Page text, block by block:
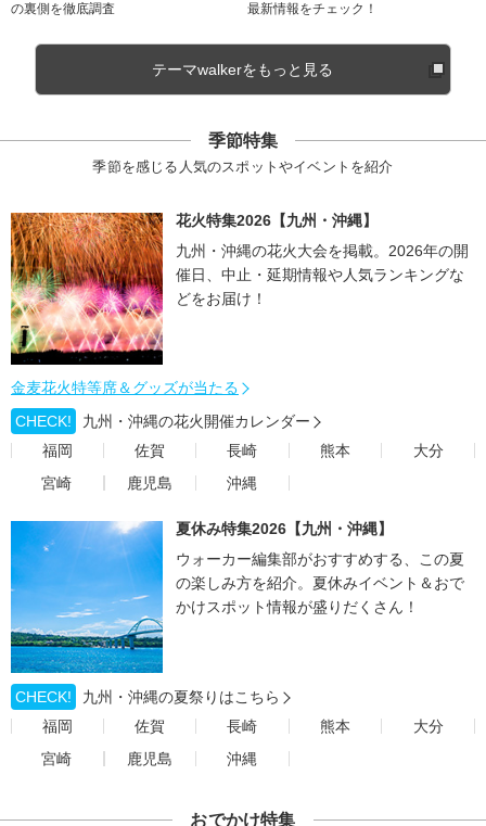
の裏側を徹底調査
最新情報をチェック！
テーマwalkerをもっと見る
季節特集
季節を感じる人気のスポットやイベントを紹介
花火特集2026【九州・沖縄】
九州・沖縄の花火大会を掲載。2026年の開
催日、中止・延期情報や人気ランキングな
どをお届け！
金麦花火特等席＆グッズが当たる
CHECK!
九州・沖縄の花火開催カレンダー
福岡
佐賀 長崎 熊本
大分
宮崎
鹿児島 沖縄
夏休み特集2026【九州・沖縄】
ウォーカー編集部がおすすめする、この夏
の楽しみ方を紹介。夏休みイベント＆おで
かけスポット情報が盛りだくさん！
CHECK!
九州・沖縄の夏祭りはこちら
福岡
佐賀 長崎 熊本
大分
宮崎
鹿児島 沖縄
おでかけ特集